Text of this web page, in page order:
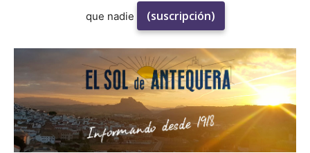
que nadie
(suscripción)